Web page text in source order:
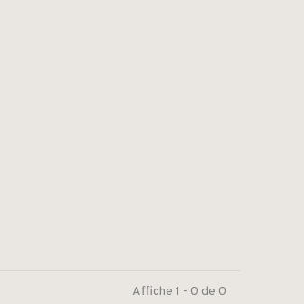
Affiche 1 - 0 de 0